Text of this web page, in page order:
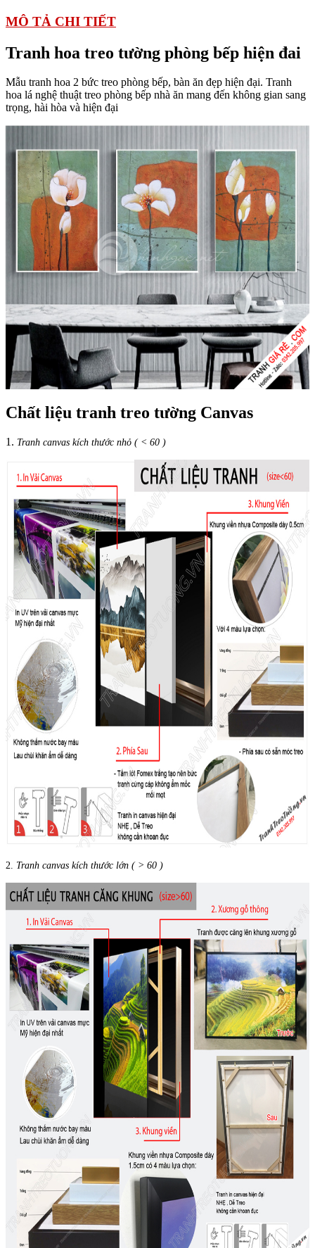
MÔ TẢ CHI TIẾT
Tranh hoa treo tường phòng bếp hiện đai
Mẫu tranh hoa 2 bức treo phòng bếp, bàn ăn đẹp hiện đại. Tranh
hoa lá nghệ thuật treo phòng bếp nhà ăn mang đến không gian sang
trọng, hài hòa và hiện đại
Chất liệu tranh treo tường Canvas
1. Tranh canvas kích thước nhỏ ( < 60 )
2. Tranh canvas kích thước lớn ( > 60 )